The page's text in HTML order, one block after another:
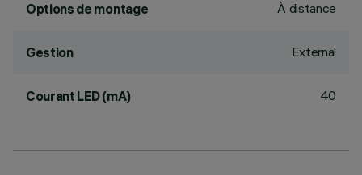
Options de montage À distance
Gestion External
Courant LED (mA) 40